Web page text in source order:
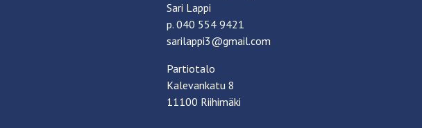
Sari Lappi
p. 040 554 9421
sarilappi3@gmail.com
Partiotalo
Kalevankatu 8
11100 Riihimäki